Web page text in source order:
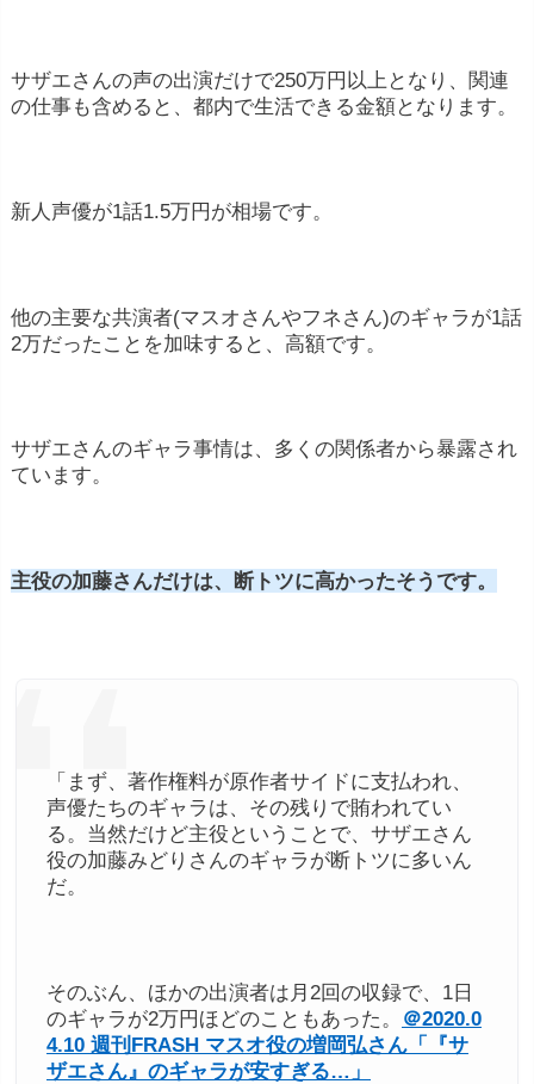
サザエさんの声の出演だけで250万円以上となり、関連
の仕事も含めると、都内で生活できる金額となります。
新人声優が1話1.5万円が相場です。
他の主要な共演者(マスオさんやフネさん)のギャラが1話
2万だったことを加味すると、高額です。
サザエさんのギャラ事情は、多くの関係者から暴露され
ています。
主役の加藤さんだけは、断トツに高かったそうです。
「まず、著作権料が原作者サイドに支払われ、
声優たちのギャラは、その残りで賄われてい
る。当然だけど主役ということで、サザエさん
役の加藤みどりさんのギャラが断トツに多いん
だ。
そのぶん、ほかの出演者は月2回の収録で、1日
のギャラが2万円ほどのこともあった。 ＠2020.0
4.10 週刊FRASH マスオ役の増岡弘さん「『サ
ザエさん』のギャラが安すぎる…」